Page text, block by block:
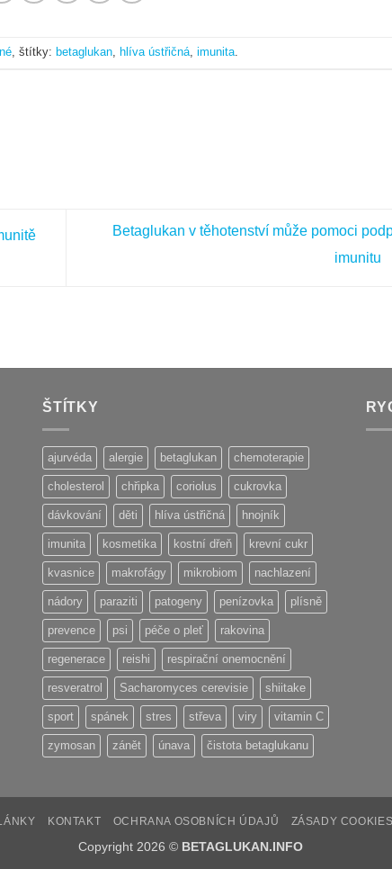
, štítky: betaglukan, hlíva ústřičná,imunita.
Betaglukan v těhotenství může pomoci
imunitu
ŠTÍTKY
ajurvéda alergie betaglukan chemoterapie
cholesterol chřipka coriolus cukrovka
dávkování děti hlíva ústřičná hnojník
imunita kosmetika kostní dřeň krevní cukr
kvasnice makrofágy mikrobiom nachlazení
nádory paraziti patogeny penízovka plísně
prevence psi péče o pleť rakovina
regenerace reishi respirační onemocnění
resveratrol Sacharomyces cerevisie shiitake
sport spánek stres střeva viry vitamin C
zymosan zánět únava čistota betaglukanu
KONTAKT OCHRANA OSOBNÍCH ÚDAJŮ ZÁSADY
Copyright 2026 © BETAGLUKAN.INFO